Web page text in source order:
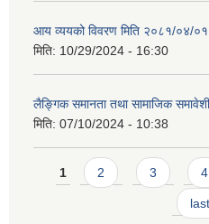
आय व्ययको विवरण मिति २०८१/०४/
मिति: 10/29/2024 - 16:30
लैङ्गिक समानता तथा सामाजिक
मिति: 07/10/2024 - 10:38
Pages
1 2 3 4